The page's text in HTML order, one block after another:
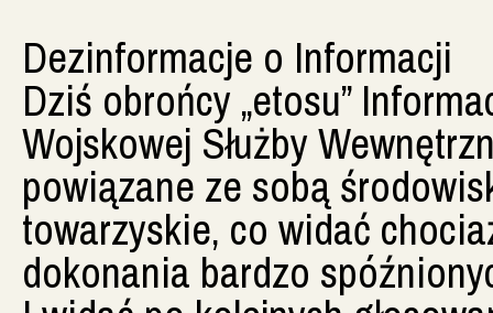
Dezinformacje o Informacji
Dziś obrońcy „etosu”
Wojskowej Służby
powiązane ze sobą
towarzyskie, co widać
dokonania bardzo